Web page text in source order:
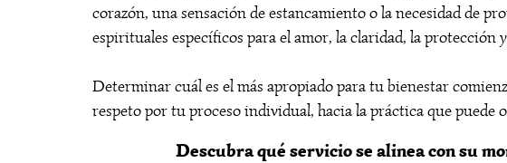
corazón, una sensación de estancamiento o la necesidad de
espirituales específicos para el amor, la claridad, la protección
Determinar cuál es el más apropiado para tu bienestar
respeto por tu proceso individual, hacia la práctica que puede
Descubra qué servicio se alinea con su